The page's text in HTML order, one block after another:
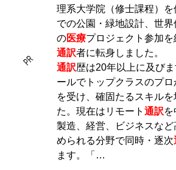
PR
理系大学院（修士課程）
での公園・緑地設計、世
の医療プロジェクト参加
通訳者に転身しました。
通訳歴は20年以上に及び
ールでトップクラスのプ
を受け、確固たるスキル
た。現在はリモート 通訳を
製造、経営、ビジネスな
められる分野で同時・逐次
ます。「…